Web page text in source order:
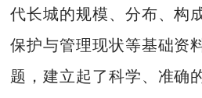
代长城的规模、分布、构
保护与管理现状等基础资
题，建立起了科学、准确